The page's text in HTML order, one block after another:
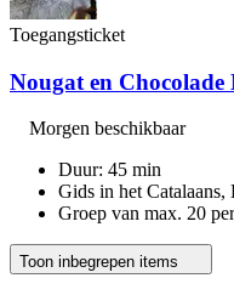
Toegangsticket
Nougat en
Morgen beschikbaar
Duur: 45 min
Gids in het Catalaans,
Groep van max. 20
Toon inbegrepen items